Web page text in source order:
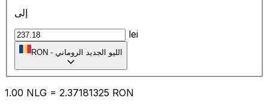
إلى
lei
RON - الليو الجديد الروماني
1.00 NLG = 2.37181325 RON